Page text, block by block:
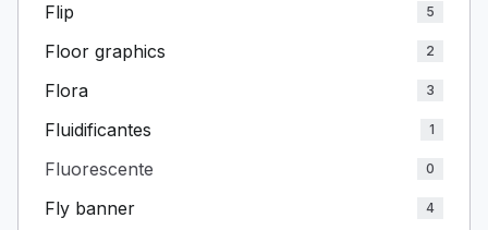
Flip 5
Floor graphics 2
Flora 3
Fluidificantes 1
Fluorescente 0
Fly banner 4